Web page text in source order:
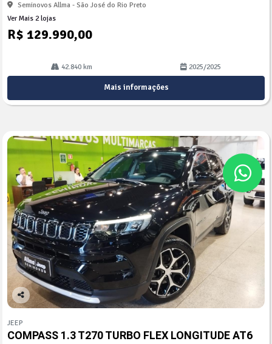
Seminovos Allma - São José do Rio Preto
Ver Mais 2 lojas
R$ 129.990,00
42.840 km 2025/2025
Mais informações
Co
arti
lhe
JEEP
COMPASS 1.3 T270 TURBO FLEX LONGITUDE AT6